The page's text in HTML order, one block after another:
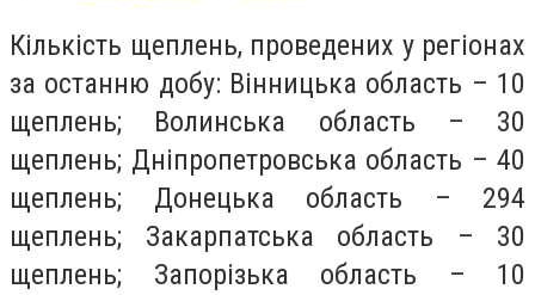
Кількість щеплень, проведених у регіонах
за останню добу: Вінницька область – 10
щеплень; Волинська область – 30
щеплень; Дніпропетровська область – 40
щеплень; Донецька область – 294
щеплень; Закарпатська область – 30
щеплень; Запорізька область – 10